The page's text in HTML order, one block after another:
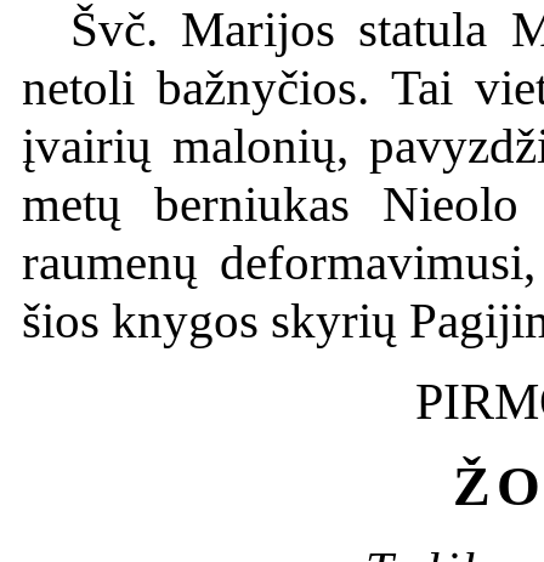
Švč. Marijos statula
netoli bažnyčios. Tai
įvairių malonių,
metų berniukas
raumenų
šios knygos skyrių